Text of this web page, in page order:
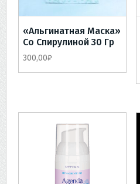
«Альгинатная Маска»
Со Спирулиной 30 Гр
300,00₽